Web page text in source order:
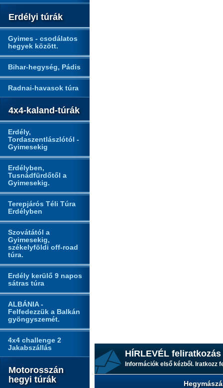
Erdélyi túrák
Gyimes - csodálatos
hegyek között.
Bihar-hegység, Pádis
Radnai-havasok túra
4x4-kaland-túrák
Erdély,
Tordaszentlászlótól -
Gyimesekig
Erdélyben,
Tusnádfürdőtől a
Gyimesekig.
Terepjárós Téli Túra
Erdélyben
Szovátától a
Gyimesekig,
székelyföldi off-road
túra.
Erdély kerülő 9 napos
sátras túra
ALBÁNIA -
Felfedezzük a Balkán
gyöngyszemét.
4x4 challenge 2
Jakabszállás
Motorosszán
hegyi túrák
HÍRLEVÉL feliratkozás
Információk első kézből. Iratkozz